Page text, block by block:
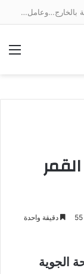
الحسيمة تتزين لاستقبال الجالية المغربية المقيمة بالخارج…وعامل الإقليم يتابع الأشغال ميدانياً
55 دقيقة واحدة
الجوية